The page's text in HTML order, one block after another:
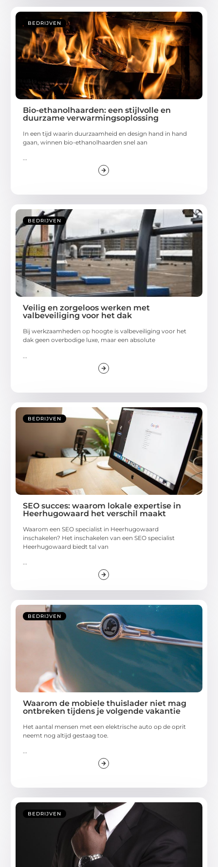
BEDRIJVEN
Bio-ethanolhaarden: een stijlvolle en
duurzame verwarmingsoplossing
In een tijd waarin duurzaamheid en design hand in hand
gaan, winnen bio-ethanolhaarden snel aan
...
BEDRIJVEN
Veilig en zorgeloos werken met
valbeveiliging voor het dak
Bij werkzaamheden op hoogte is valbeveiliging voor het
dak geen overbodige luxe, maar een absolute
BEDRIJVEN
SEO succes: waarom lokale expertise in
Heerhugowaard het verschil maakt
Waarom een SEO specialist in Heerhugowaard
inschakelen? Het inschakelen van een SEO specialist
Heerhugowaard biedt tal van
...
BEDRIJVEN
Waarom de mobiele thuislader niet mag
ontbreken tijdens je volgende vakantie
Het aantal mensen met een elektrische auto op de oprit
neemt nog altijd gestaag toe.
...
BEDRIJVEN